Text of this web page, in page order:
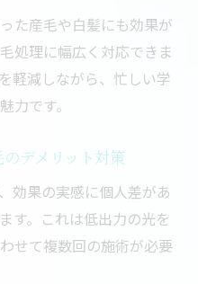
た産毛や白髪にも効果が
処理に幅広く対応できま
軽減しながら、忙しい学
力です。
デメリット対策
効果の実感に個人差があ
す。これは低出力の光を
せて複数回の施術が必要